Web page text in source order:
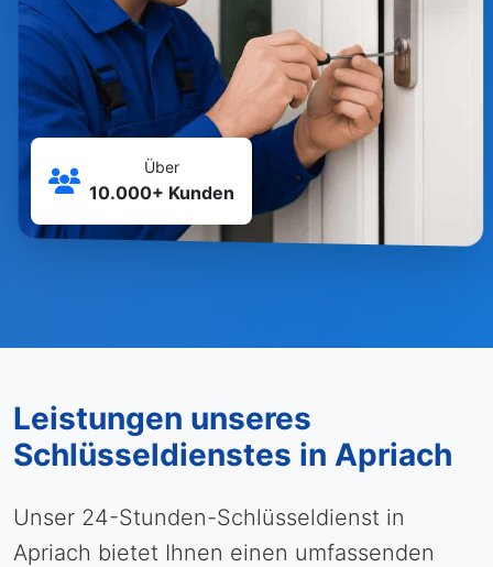
Über
10.000+ Kunden
Leistungen unseres
Schlüsseldienstes in Apriach
Unser 24-Stunden-Schlüsseldienst in
Apriach bietet Ihnen einen umfassenden